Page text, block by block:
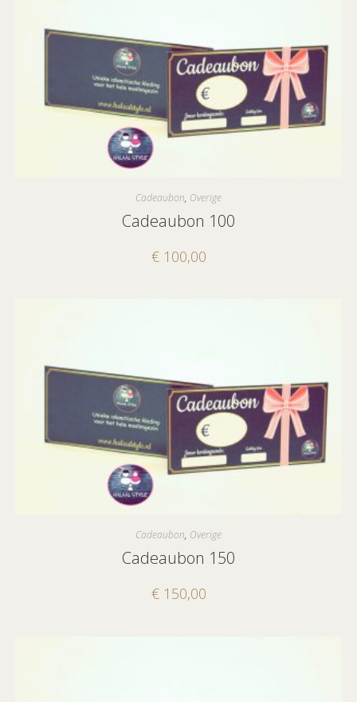
Cadeaubon, Overige
Cadeaubon 100
€100,00
Cadeaubon, Overige
Cadeaubon 150
€150,00